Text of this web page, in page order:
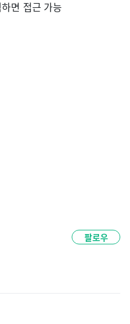
면 접근 가능
팔로우